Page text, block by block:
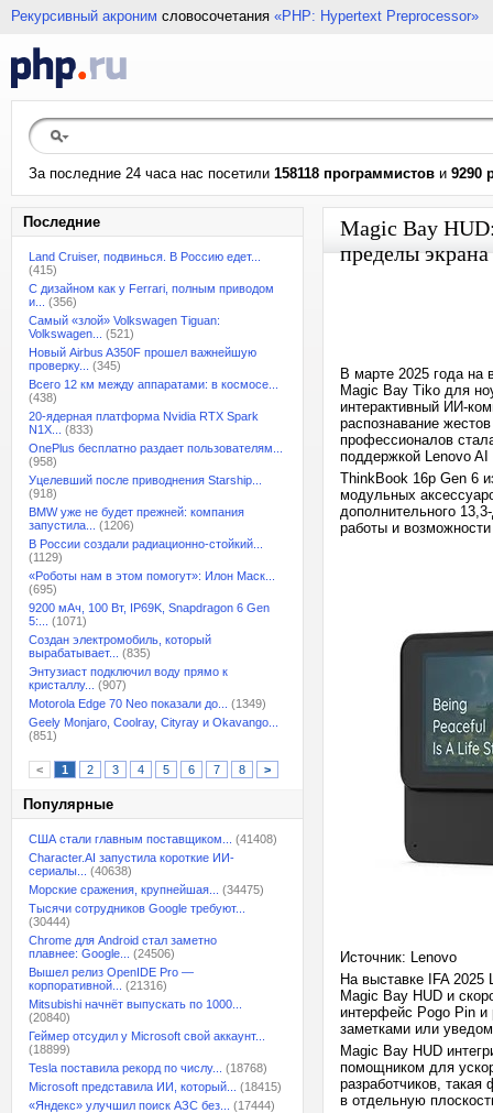
Рекурсивный акроним словосочетания «PHP: Hypertext Preprocessor»
За последние 24 часа нас посетили 158118 программистов и 9290
Последние
Land Cruiser, подвинься. В Россию едет...
(415)
С дизайном как у Ferrari, полным приводом
и...
(356)
Самый «злой» Volkswagen Tiguan:
Volkswagen...
(521)
Новый Airbus A350F прошел важнейшую
проверку...
(345)
Всего 12 км между аппаратами: в космосе...
(438)
20-ядерная платформа Nvidia RTX Spark
N1X...
(833)
OnePlus бесплатно раздает пользователям...
(958)
Уцелевший после приводнения Starship...
(918)
BMW уже не будет прежней: компания
запустила...
(1206)
В России создали радиационно-стойкий...
(1129)
«Роботы нам в этом помогут»: Илон Маск...
(695)
9200 мАч, 100 Вт, IP69K, Snapdragon 6 Gen
5:...
(1071)
Создан электромобиль, который
вырабатывает...
(835)
Энтузиаст подключил воду прямо к
кристаллу...
(907)
Motorola Edge 70 Neo показали до...
(1349)
Geely Monjaro, Coolray, Cityray и Okavango...
(851)
< 1 2 3 4 5 6 7 8 >
Популярные
США стали главным поставщиком...
(41408)
Character.AI запустила короткие ИИ-
сериалы...
(40638)
Морские сражения, крупнейшая...
(34475)
Тысячи сотрудников Google требуют...
(30444)
Chrome для Android стал заметно
плавнее: Google...
(24506)
Вышел релиз OpenIDE Pro —
корпоративной...
(21316)
Mitsubishi начнёт выпускать по 1000...
(20840)
Геймер отсудил у Microsoft свой аккаунт...
(18899)
Tesla поставила рекорд по числу...
(18768)
Microsoft представила ИИ, который...
(18415)
«Яндекс» улучшил поиск АЗС без...
(17444)
Magic Bay
пределы экрана
В марте 2025 года на
Magic Bay Tiko для
интерактивный ИИ-
распознавание
профессионалов
поддержкой Lenovo AI
ThinkBook 16p Gen 6
модульных
дополнительного
работы и
Источник: Lenovo
На выставке IFA 2025
Magic Bay HUD и
интерфейс Pogo Pin и
заметками или
Magic Bay HUD
помощником для
разработчиков,
в отдельную